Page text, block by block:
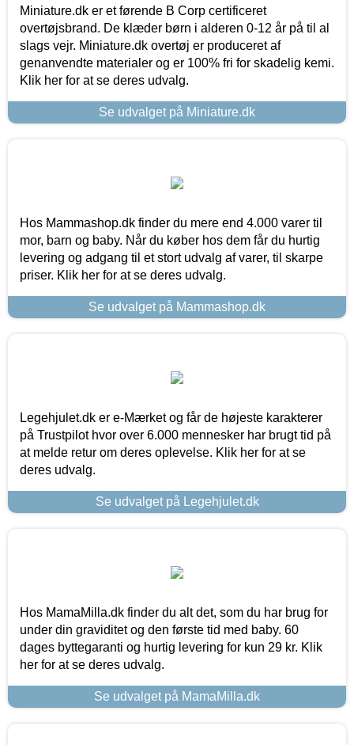
Miniature.dk er et førende B Corp certificeret
overtøjsbrand. De klæder børn i alderen 0-12 år på til al
slags vejr. Miniature.dk overtøj er produceret af
genanvendte materialer og er 100% fri for skadelig kemi.
Klik her for at se deres udvalg.
Se udvalget på Miniature.dk
Hos Mammashop.dk finder du mere end 4.000 varer til
mor, barn og baby. Når du køber hos dem får du hurtig
levering og adgang til et stort udvalg af varer, til skarpe
priser. Klik her for at se deres udvalg.
Se udvalget på Mammashop.dk
Legehjulet.dk er e-Mærket og får de højeste karakterer
på Trustpilot hvor over 6.000 mennesker har brugt tid på
at melde retur om deres oplevelse. Klik her for at se
deres udvalg.
Se udvalget på Legehjulet.dk
Hos MamaMilla.dk finder du alt det, som du har brug for
under din graviditet og den første tid med baby. 60
dages byttegaranti og hurtig levering for kun 29 kr. Klik
her for at se deres udvalg.
Se udvalget på MamaMilla.dk